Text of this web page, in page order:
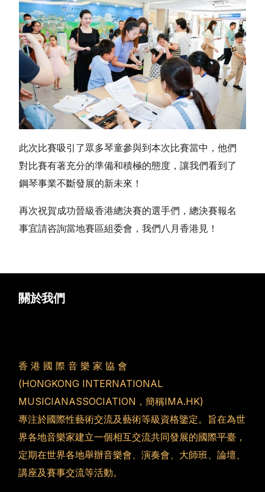
此次比賽吸引了眾多琴童參與到本次比賽當中，他們
對比賽有著充分的準備和積極的態度，讓我們看到了
鋼琴事業不斷發展的新未來！
再次祝賀成功晉級香港總決賽的選手們，總決賽報名
事宜請咨詢當地賽區組委會，我們八月香港見！
關於我們
香 港 國 際 音 樂 家 協 會
(HONGKONG INTERNATIONAL
MUSICIANASSOCIATION，簡稱IMA.HK)
專注於國際性藝術交流及藝術等級資格鑒定。旨在為世
界各地音樂家建立一個相互交流共同發展的國際平臺，
定期在世界各地舉辦音樂會、演奏會、大師班、論壇、
講座及賽事交流等活動。